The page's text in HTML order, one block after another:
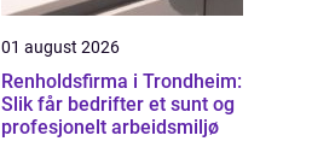
01 august 2026
Renholdsfirma i Trondheim:
Slik får bedrifter et sunt og
profesjonelt arbeidsmiljø